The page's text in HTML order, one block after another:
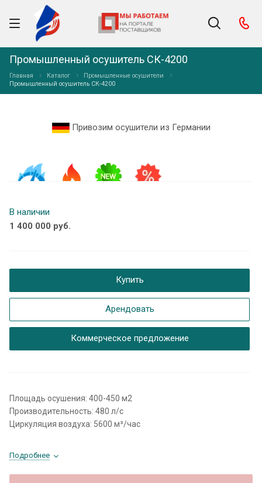
Промышленный осушитель СК-4200
Главная Каталог
Промышленные осушители
Промышленный осушитель СК-4200
Привозим осушители из Германии
В наличии
1 400 000 руб.
Купить
Арендовать
Коммерческое предложение
Площадь осушения: 400-450 м2
Производительность: 480 л/с
Циркуляция воздуха: 5600 м³/час
Подробнее